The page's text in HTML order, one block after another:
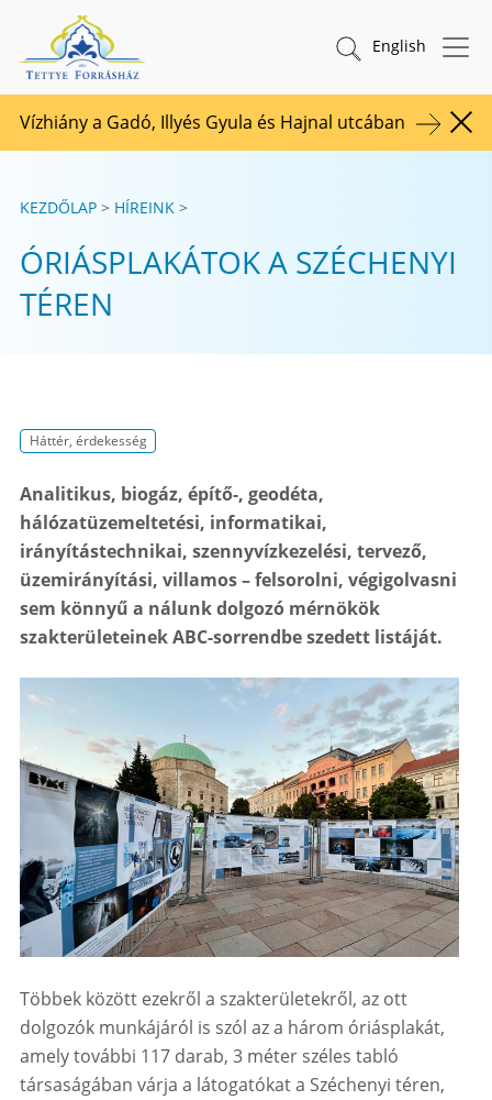
Tovább a tartalomhoz
TETTYE FORRÁSHÁZ Zrt. Keresés indítása
English
Vízhiány a Gadó, Illyés Gyula és Hajnal utcában
KEZDŐLAP HÍREINK
ÓRIÁSPLAKÁTOK A SZÉCHENYI
TÉREN
Háttér, érdekesség
Analitikus, biogáz, építő-, geodéta,
hálózatüzemeltetési, informatikai,
irányítástechnikai, szennyvízkezelési, tervező,
üzemirányítási, villamos – felsorolni, végigolvasni
sem könnyű a nálunk dolgozó mérnökök
szakterületeinek ABC-sorrendbe szedett listáját.
Többek között ezekről a szakterületekről, az ott
dolgozók munkájáról is szól az a három óriásplakát,
amely további 117 darab, 3 méter széles tabló
társaságában várja a látogatókat a Széchenyi téren,